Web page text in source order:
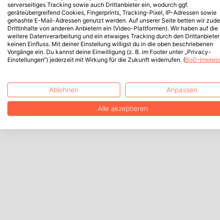
serverseitiges Tracking sowie auch Drittanbieter ein, wodurch ggf.
geräteübergreifend Cookies, Fingerprints, Tracking-Pixel, IP-Adressen sowie
gehashte E-Mail-Adressen genutzt werden. Auf unserer Seite betten wir
Drittinhalte von anderen Anbietern ein (Video-Plattformen). Wir haben auf die
weitere Datenverarbeitung und ein etwaiges Tracking durch den Drittanbieter
keinen Einfluss. Mit deiner Einstellung willigst du in die oben beschriebenen
Vorgänge ein. Du kannst deine Einwilligung (z. B. im Footer unter „Privacy-
Einstellungen“) jederzeit mit Wirkung für die Zukunft widerrufen. (BoD-
Ablehnen Anpassen
Alle akzeptieren